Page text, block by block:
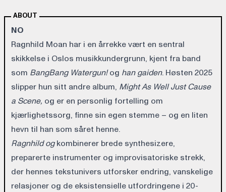
ABOUT
NO
Ragnhild Moan har i en årrekke vært en sentral
skikkelse i Oslos musikkundergrunn, kjent fra band
som BangBang Watergun!og han gaiden. Høsten 2025
slipper hun sitt andre album, Might As Well Just Cause
a Scene, og er en personlig fortelling om
kjærlighetssorg, finne sin egen stemme – og en liten
hevn til han som såret henne.
Ragnhild ogkombinerer brede synthesizere,
preparerte instrumenter og improvisatoriske strekk,
der hennes tekstunivers utforsker endring, vanskelige
relasjoner og de eksistensielle utfordringene i 20-